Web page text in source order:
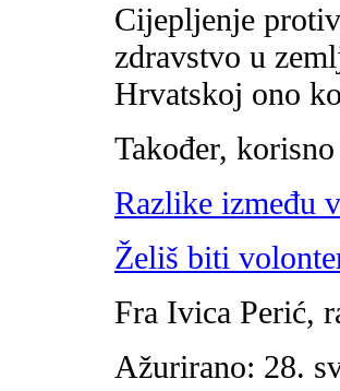
Cijepljenje
zdravstvo u
Hrvatskoj ono
Također,
Razlike između
Želiš biti
Fra Ivica Perić,
Ažurirano: 28.